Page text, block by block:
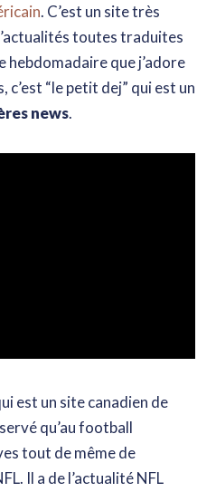
. C’est un site très
toutes traduites
hebdomadaire que j’adore
“le petit dej” qui est un
news.
est un site canadien de
qu’au football
tout de même de
Il a de l’actualité NFL